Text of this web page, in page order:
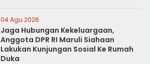
04 Agu 2026
Jaga Hubungan Kekeluargaan,
Anggota DPR RI Maruli Siahaan
Lakukan Kunjungan Sosial Ke Rumah
Duka